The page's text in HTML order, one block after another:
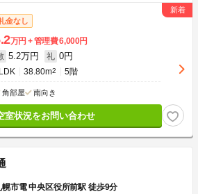
金なし
万円 管理費6,000円
5.2万円 礼 0円
38.80m2 5階
角部屋 南向き
室状況をお問い合わせ
幌市電 中央区役所前駅 徒歩9分